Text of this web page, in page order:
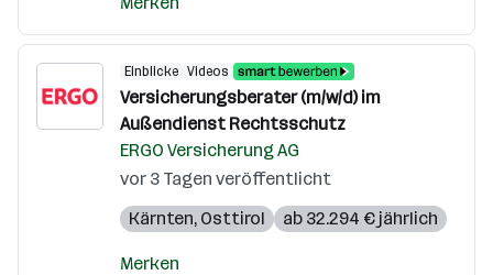
Einblicke Videos
Versicherungsberater (m/w/d) im
Außendienst Rechtsschutz
ERGO Versicherung AG
vor 3 Tagen veröffentlicht
Kärnten, Osttirol ab 32.294 € jährlich
Merken